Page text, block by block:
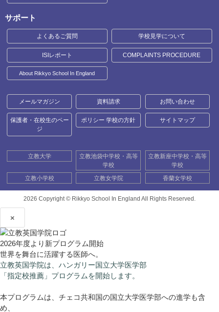
サポート
よくあるご質問 学校見学について
ISIレポート COMPLAINTS PROCEDURE
About Rikkyo School In England
メールマガジン 資料請求 お問い合わせ
保護者・在校生のペー
ジ
ポリシー 学校の方針 サイトマップ
立教大学
立教池袋中学校・高等
学校
立教新座中学校・高等
学校
立教小学校
立教女学院 香蘭女学校
2026 Copyright © Rikkyo School In England All Rights Reserved.
×
2026年度より新プログラム開始
世界を舞台に活躍する医師へ。
立教英国学院は、ハンガリー国立大学医学部
「指定校推薦」プログラムを開始します。
本プログラムは、チェコ共和国の国立大学医学部への進学も含
め、